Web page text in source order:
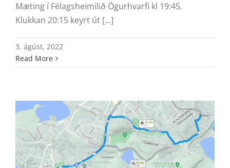
Mæting í Félagsheimilið Ögurhvarfi kl 19:45.
Klukkan 20:15 keyrt út [...]
3. ágúst, 2022
Read More